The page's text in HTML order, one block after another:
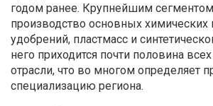
годом ранее. Крупнейшим сегментом
производство основных химических
удобрений, пластмасс и
него приходится почти половина
отрасли, что во многом
специализацию региона.